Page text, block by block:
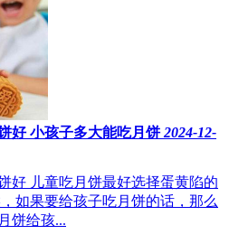
好 小孩子多大能吃月饼 2024-12-
好 儿童吃月饼最好选择蛋黄陷的
如果要给孩子吃月饼的话，那么
饼给孩...